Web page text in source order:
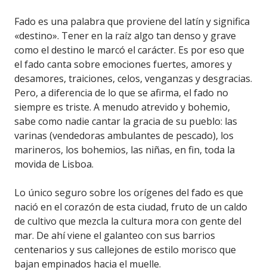
Fado es una palabra que proviene del latín y significa
«destino». Tener en la raíz algo tan denso y grave
como el destino le marcó el carácter. Es por eso que
el fado canta sobre emociones fuertes, amores y
desamores, traiciones, celos, venganzas y desgracias.
Pero, a diferencia de lo que se afirma, el fado no
siempre es triste. A menudo atrevido y bohemio,
sabe como nadie cantar la gracia de su pueblo: las
varinas (vendedoras ambulantes de pescado), los
marineros, los bohemios, las niñas, en fin, toda la
movida de Lisboa.
Lo único seguro sobre los orígenes del fado es que
nació en el corazón de esta ciudad, fruto de un caldo
de cultivo que mezcla la cultura mora con gente del
mar. De ahí viene el galanteo con sus barrios
centenarios y sus callejones de estilo morisco que
bajan empinados hacia el muelle.